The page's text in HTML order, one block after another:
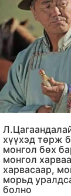
хүүхэд төрж
монгол бөх
монгол харваа
харвасаар,
морьд
болно